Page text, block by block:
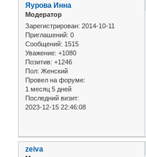
Яурова Инна
Модератор
Зарегистрирован: 2014-10-11
Приглашений: 0
Сообщений: 1515
Уважение: +1080
Позитив: +1246
Пол: Женский
Провел на форуме:
1 месяц 5 дней
Последний визит:
2023-12-15 22:46:08
zeiva